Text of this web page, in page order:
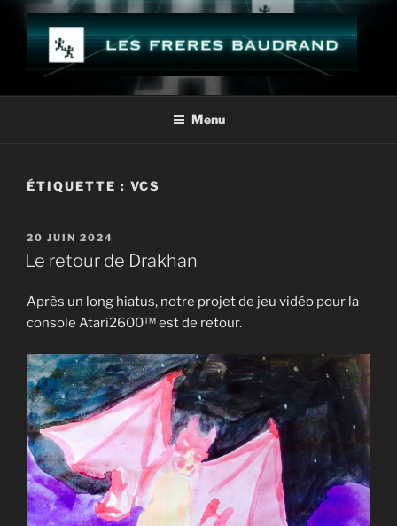
Aller
contenu
principal
LES FRÈRES BAUDRAND
Menu
ÉTIQUETTE : VCS
PUBLIÉ
LE
20 JUIN 2024
Le retour de Drakhan
Après un long hiatus, notre projet de jeu vidéo pour la
console Atari2600™ est de retour.